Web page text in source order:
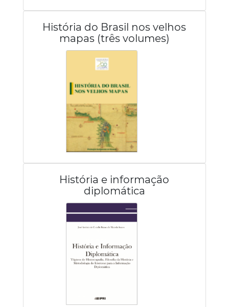
História do Brasil nos velhos
mapas (três volumes)
História e informação
diplomática